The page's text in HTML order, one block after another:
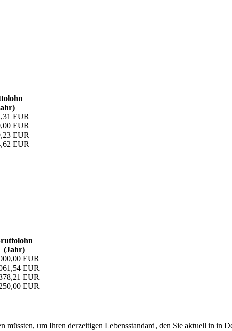
EUR
EUR
EUR
EUR
(Jahr)
EUR
EUR
EUR
EUR
um Ihren derzeitigen Lebensstandard, den Sie aktuell in in